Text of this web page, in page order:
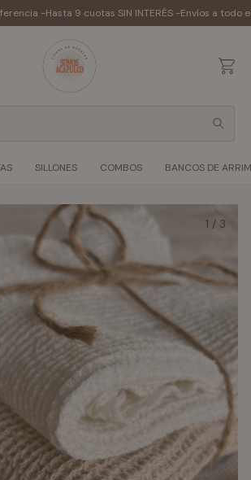
-Hasta 9 cuotas SIN INTERÉS -Envíos a todo
SILLONES COMBOS BANCOS DE
1 / 3